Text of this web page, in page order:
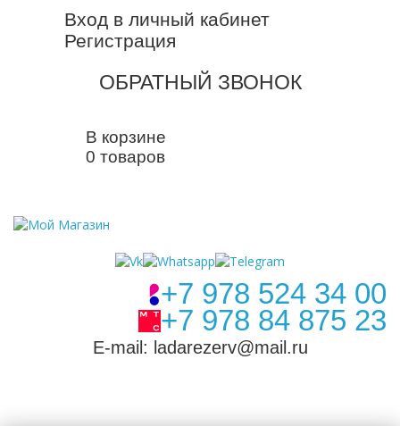
Вход в личный кабинет
Регистрация
ОБРАТНЫЙ ЗВОНОК
В корзине
0 товаров
+7 978 524 34 00
+7 978 84 875 23
E-mail: ladarezerv@mail.ru